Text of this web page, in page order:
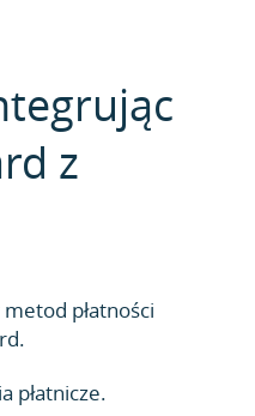
z
płatności
płatnicze.